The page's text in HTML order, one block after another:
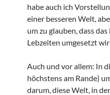
habe auch ich
einer besseren Welt,
um zu glauben, dass
Lebzeiten umgesetzt
Auch und vor allem: In
höchstens am Rande)
darum, diese Welt, in